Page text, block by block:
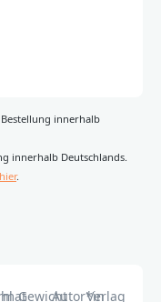
innerhalb
innerhalb Deutschlands.
hier.
GewichtAutor*inVerlag